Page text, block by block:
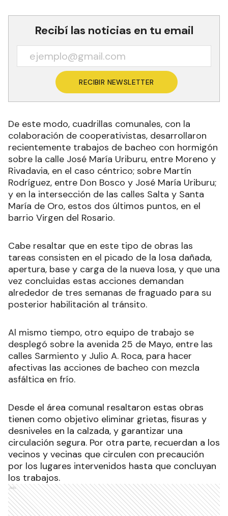
Recibí las noticias en tu email
RECIBIR NEWSLETTER
De este modo, cuadrillas comunales, con la
colaboración de cooperativistas, desarrollaron
recientemente trabajos de bacheo con hormigón
sobre la calle José María Uriburu, entre Moreno y
Rivadavia, en el caso céntrico; sobre Martín
Rodríguez, entre Don Bosco y José María Uriburu;
y en la intersección de las calles Salta y Santa
María de Oro, estos dos últimos puntos, en el
barrio Virgen del Rosario.
Cabe resaltar que en este tipo de obras las
tareas consisten en el picado de la losa dañada,
apertura, base y carga de la nueva losa, y que una
vez concluidas estas acciones demandan
alrededor de tres semanas de fraguado para su
posterior habilitación al tránsito.
Al mismo tiempo, otro equipo de trabajo se
desplegó sobre la avenida 25 de Mayo, entre las
calles Sarmiento y Julio A. Roca, para hacer
afectivas las acciones de bacheo con mezcla
asfáltica en frío.
Desde el área comunal resaltaron estas obras
tienen como objetivo eliminar grietas, fisuras y
desniveles en la calzada, y garantizar una
circulación segura. Por otra parte, recuerdan a los
vecinos y vecinas que circulen con precaución
por los lugares intervenidos hasta que concluyan
los trabajos.
Ads